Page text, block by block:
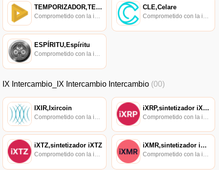
TEMPORIZADOR,TEMPORIZADOR
Comprometido con la investigación de políticas en los campos de las nuevas finanzas, las finanzas internacionales y los mercados financieros.
CLE,Celare
Comprometido con la investigación de políticas en los campos de las nuevas finanzas, las finanzas internacionales y los mercados financieros.
ESPÍRITU,Espíritu
Comprometido con la investigación de políticas en los campos de las nuevas finanzas, las finanzas internacionales y los mercados financieros.
IX Intercambio_IX Intercambio Intercambio (00)
IXIR,Ixircoin iXRP,sintetizador iXRP
iXTZ,sintetizador iXTZ
Comprometido con la investigación de políticas en los campos de las nuevas finanzas, las finanzas internacionales y los mercados financieros.
iXMR,sintetizador iXMR
Comprometido con la investigación de políticas en los campos de las nuevas finanzas, las finanzas internacionales y los mercados financieros.